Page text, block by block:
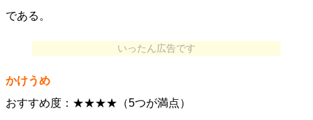
である。
いったん広告です
かけうめ
おすすめ度：★★★★（5つが満点）